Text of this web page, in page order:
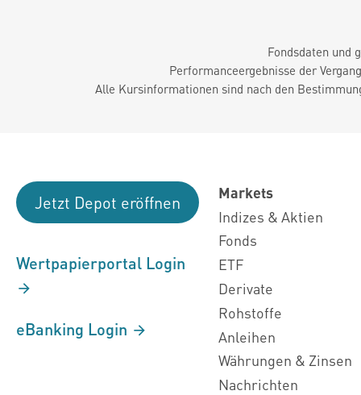
Fondsdaten und
Performanceergebnisse der
Alle Kursinformationen sind nach den
Jetzt Depot eröffnen
Wertpapierportal Login
eBanking Login
Markets
Indizes & Aktien
Fonds
ETF
Derivate
Rohstoffe
Anleihen
Währungen & Zinsen
Nachrichten